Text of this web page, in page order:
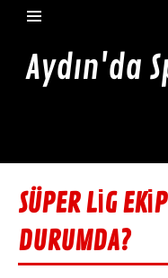
Aydın'da
SÜPER LİG
DURUMDA?